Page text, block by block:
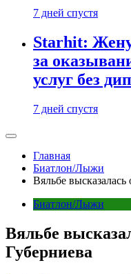
7 дней спустя
Starhit:
за
услуг без
7 дней спустя
Главная
Биатлон/Лыжи
Вяльбе
Биатлон/Лыжи
Вяльбе
Губерниева